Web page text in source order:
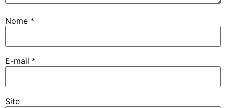
Nome *
E-mail *
Site